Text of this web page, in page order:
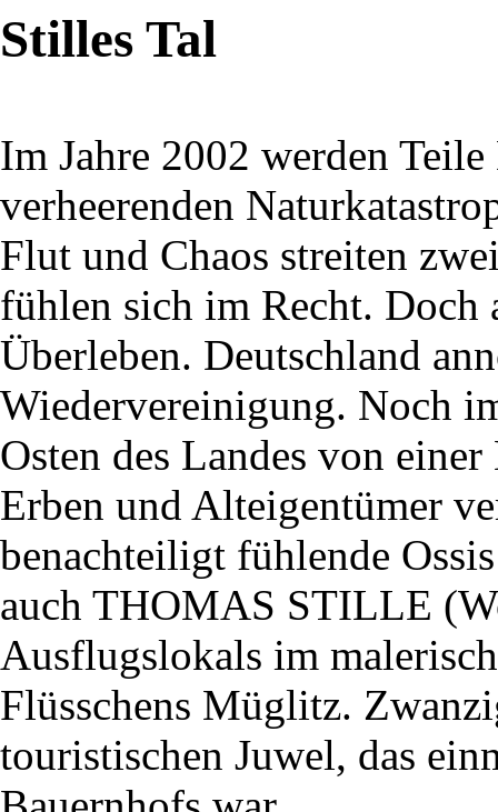
Stilles Tal
Im Jahre 2002 werden
verheerenden
Flut und Chaos streiten
fühlen sich im Recht. Doch
Überleben. Deutschland
Wiedervereinigung. Noch
Osten des Landes von
Erben und Alteigentümer
benachteiligt fühlende
auch THOMAS STILLE
Ausflugslokals im
Flüsschens Müglitz.
touristischen Juwel, das